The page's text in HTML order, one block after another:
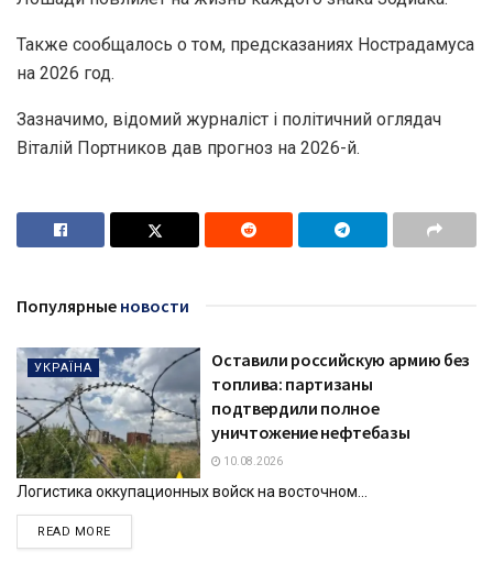
Также сообщалось о том, предсказаниях Нострадамуса
на 2026 год.
Зазначимо, відомий журналіст і політичний оглядач
Віталій Портников дав прогноз на 2026-й.
Популярные новости
УКРАЇНА
Оставили российскую армию без
топлива: партизаны
подтвердили полное
уничтожение нефтебазы
10.08.2026
Логистика оккупационных войск на восточном...
READ MOREDETAILS